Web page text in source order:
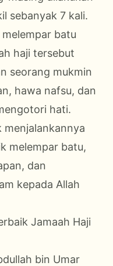
sebanyak 7 kali.
batu
haji tersebut
seorang mukmin
hawa nafsu, dan
hati.
menjalankannya
melempar batu,
dan
kepada Allah
Jamaah Haji
bin Umar